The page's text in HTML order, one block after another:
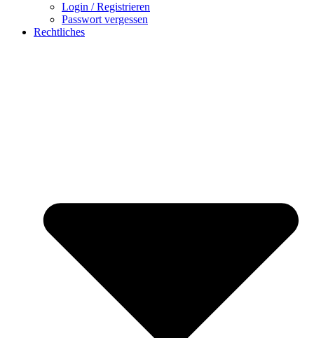
Login / Registrieren
Passwort vergessen
Rechtliches